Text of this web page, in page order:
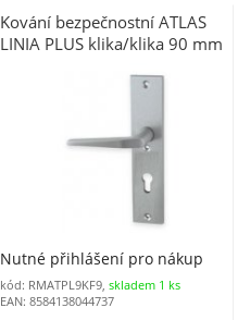
Kování bezpečnostní ATLAS
LINIA PLUS klika/klika 90 mm
Nutné přihlášení pro nákup
kód: RMATPL9KF9,skladem 1 ks
EAN: 8584138044737